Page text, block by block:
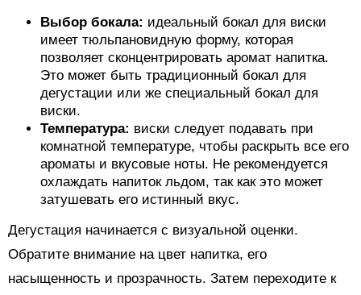
Выбор бокала: идеальный бокал для виски
имеет тюльпановидную форму, которая
позволяет сконцентрировать аромат напитка.
Это может быть традиционный бокал для
дегустации или же специальный бокал для
виски.
Температура: виски следует подавать при
комнатной температуре, чтобы раскрыть все его
ароматы и вкусовые ноты. Не рекомендуется
охлаждать напиток льдом, так как это может
затушевать его истинный вкус.
Дегустация начинается с визуальной оценки.
Обратите внимание на цвет напитка, его
насыщенность и прозрачность. Затем переходите к